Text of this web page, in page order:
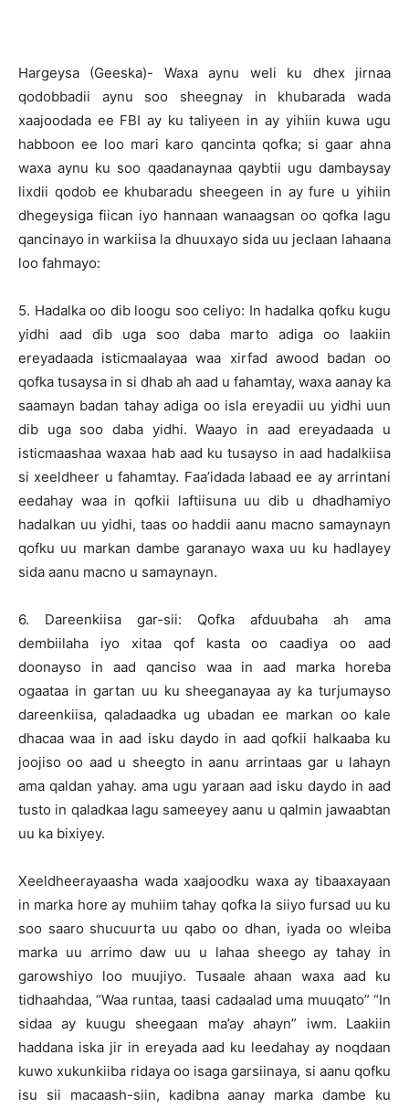
Hargeysa (Geeska)- Waxa aynu weli ku dhex jirnaa
qodobbadii aynu soo sheegnay in khubarada wada
xaajoodada ee FBI ay ku taliyeen in ay yihiin kuwa ugu
habboon ee loo mari karo qancinta qofka; si gaar ahna
waxa aynu ku soo qaadanaynaa qaybtii ugu dambaysay
lixdii qodob ee khubaradu sheegeen in ay fure u yihiin
dhegeysiga fiican iyo hannaan wanaagsan oo qofka lagu
qancinayo in warkiisa la dhuuxayo sida uu jeclaan lahaana
loo fahmayo:
5. Hadalka oo dib loogu soo celiyo: In hadalka qofku kugu
yidhi aad dib uga soo daba marto adiga oo laakiin
ereyadaada isticmaalayaa waa xirfad awood badan oo
qofka tusaysa in si dhab ah aad u fahamtay, waxa aanay ka
saamayn badan tahay adiga oo isla ereyadii uu yidhi uun
dib uga soo daba yidhi. Waayo in aad ereyadaada u
isticmaashaa waxaa hab aad ku tusayso in aad hadalkiisa
si xeeldheer u fahamtay. Faa’idada labaad ee ay arrintani
eedahay waa in qofkii laftiisuna uu dib u dhadhamiyo
hadalkan uu yidhi, taas oo haddii aanu macno samaynayn
qofku uu markan dambe garanayo waxa uu ku hadlayey
sida aanu macno u samaynayn.
6. Dareenkiisa gar-sii: Qofka afduubaha ah ama
dembiilaha iyo xitaa qof kasta oo caadiya oo aad
doonayso in aad qanciso waa in aad marka horeba
ogaataa in gartan uu ku sheeganayaa ay ka turjumayso
dareenkiisa, qaladaadka ug ubadan ee markan oo kale
dhacaa waa in aad isku daydo in aad qofkii halkaaba ku
joojiso oo aad u sheegto in aanu arrintaas gar u lahayn
ama qaldan yahay. ama ugu yaraan aad isku daydo in aad
tusto in qaladkaa lagu sameeyey aanu u qalmin jawaabtan
uu ka bixiyey.
Xeeldheerayaasha wada xaajoodku waxa ay tibaaxayaan
in marka hore ay muhiim tahay qofka la siiyo fursad uu ku
soo saaro shucuurta uu qabo oo dhan, iyada oo wleiba
marka uu arrimo daw uu u lahaa sheego ay tahay in
garowshiyo loo muujiyo. Tusaale ahaan waxa aad ku
tidhaahdaa, “Waa runtaa, taasi cadaalad uma muuqato” “In
sidaa ay kuugu sheegaan ma’ay ahayn” iwm. Laakiin
haddana iska jir in ereyada aad ku leedahay ay noqdaan
kuwo xukunkiiba ridaya oo isaga garsiinaya, si aanu qofku
isu sii macaash-siin, kadibna aanay marka dambe ku